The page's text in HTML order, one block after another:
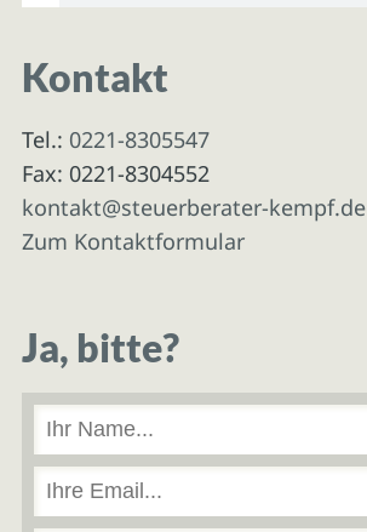
Kontakt
Tel.: 0221-8305547
Fax: 0221-8304552
kontakt@steuerberater-kempf.de
Zum Kontaktformular
Ja, bitte?